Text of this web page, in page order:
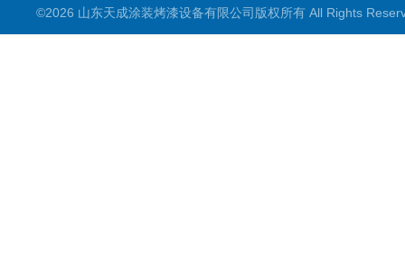
©2026 山东天成涂装烤漆设备有限公司版权所有 All Rights